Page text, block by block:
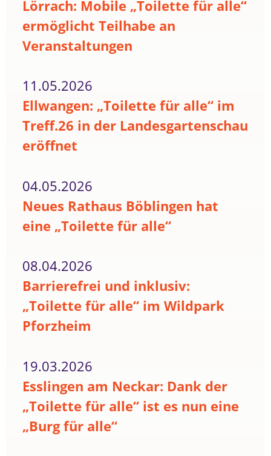
Lörrach: Mobile „Toilette für alle“
ermöglicht Teilhabe an
Veranstaltungen
11.05.2026
Ellwangen: „Toilette für alle“ im
Treff.26 in der Landesgartenschau
eröffnet
04.05.2026
Neues Rathaus Böblingen hat
eine „Toilette für alle“
08.04.2026
Barrierefrei und inklusiv:
„Toilette für alle“ im Wildpark
Pforzheim
19.03.2026
Esslingen am Neckar: Dank der
„Toilette für alle“ ist es nun eine
„Burg für alle“